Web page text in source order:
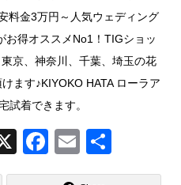
料金3万円～人気ウェディング
お得オススメNo1！TIGショッ
京、神奈川、千葉、埼玉の花
ます♪KIYOKO HATA ローラア
試着できます。
X
F
a
E
m 有